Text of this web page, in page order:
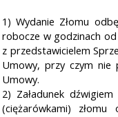
1) Wydanie Złomu
robocze w godzinach
z przedstawicielem
Umowy, przy czym
Umowy.
2) Załadunek
(ciężarówkami) złomu